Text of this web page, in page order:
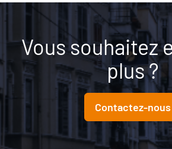
Vous souhaitez
plus ?
Contactez-nous